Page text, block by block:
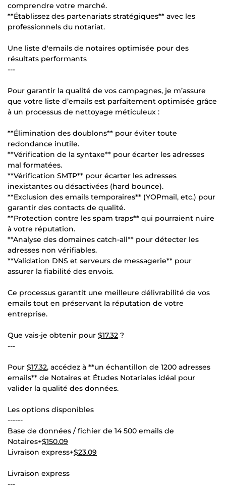
comprendre votre marché.
**Établissez des partenariats stratégiques** avec les
professionnels du notariat.
Une liste d'emails de notaires optimisée pour des
résultats performants
---
Pour garantir la qualité de vos campagnes, je m’assure
que votre liste d’emails est parfaitement optimisée grâce
à un processus de nettoyage méticuleux :
**Élimination des doublons** pour éviter toute
redondance inutile.
**Vérification de la syntaxe** pour écarter les adresses
mal formatées.
**Vérification SMTP** pour écarter les adresses
inexistantes ou désactivées (hard bounce).
**Exclusion des emails temporaires** (YOPmail, etc.) pour
garantir des contacts de qualité.
**Protection contre les spam traps** qui pourraient nuire
à votre réputation.
**Analyse des domaines catch-all** pour détecter les
adresses non vérifiables.
**Validation DNS et serveurs de messagerie** pour
assurer la fiabilité des envois.
Ce processus garantit une meilleure délivrabilité de vos
emails tout en préservant la réputation de votre
entreprise.
Que vais-je obtenir pour $17.32 ?
---
Pour $17.32, accédez à **un échantillon de 1200 adresses
emails** de Notaires et Études Notariales idéal pour
valider la qualité des données.
Les options disponibles
------
Base de données / fichier de 14 500 emails de
Notaires+$150.09
Livraison express+$23.09
Livraison express